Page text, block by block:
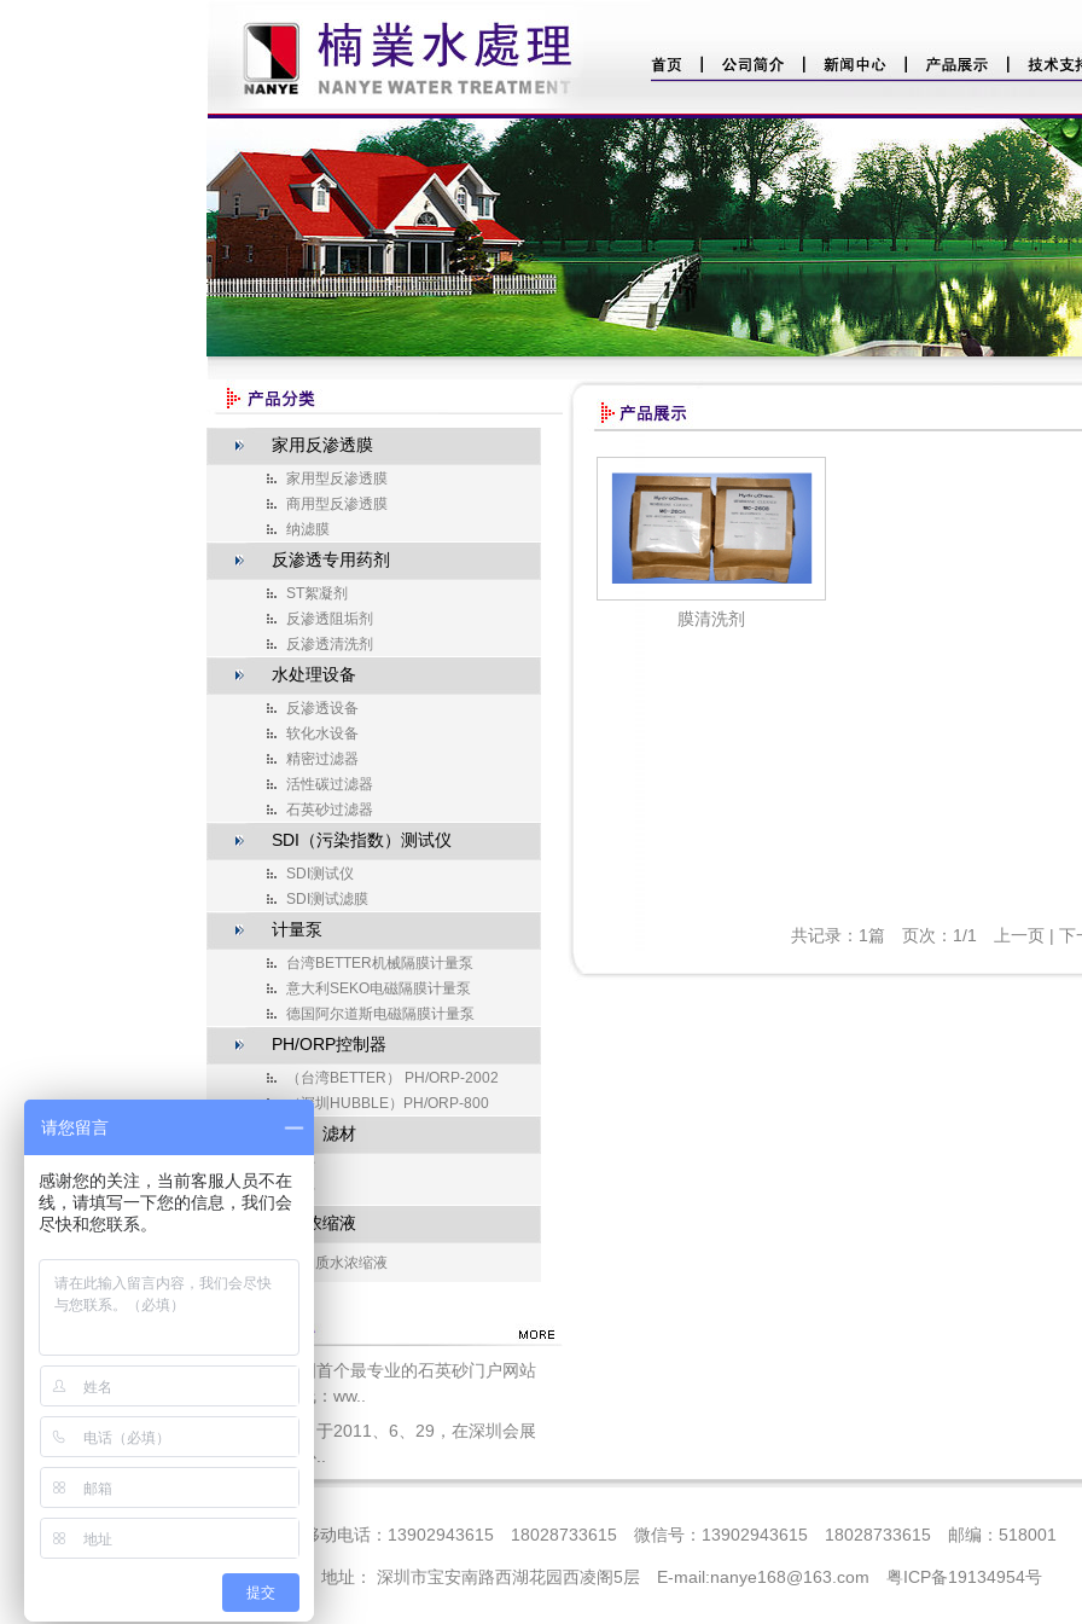
家用反渗透膜
家用型反渗透膜
商用型反渗透膜
纳滤膜
反渗透专用药剂
ST絮凝剂
反渗透阻垢剂
反渗透清洗剂
水处理设备
反渗透设备
软化水设备
精密过滤器
活性碳过滤器
石英砂过滤器
SDI（污染指数）测试仪
SDI测试仪
SDI测试滤膜
计量泵
台湾BETTER机械隔膜计量泵
意大利SEKO电磁隔膜计量泵
德国阿尔道斯电磁隔膜计量泵
PH/ORP控制器
（台湾BETTER） PH/ORP-2002
（深圳HUBBLE）PH/ORP-800
滤芯、滤材
滤芯
滤材
矿化浓缩液
矿物质水浓缩液
中国首个最专业的石英砂门户网站
上线：ww..
我司于2011、6、29，在深圳会展
中心..
膜清洗剂
共记录：1篇 页次：1/1 上一页 | 下
移动电话：13902943615 18028733615 微信号：13902943615 18028733615 邮编：518001
地址： 深圳市宝安南路西湖花园西凌阁5层 E-mail:nanye168@163.com 粤ICP备19134954号
请您留言
感谢您的关注，当前客服人员不在
线，请填写一下您的信息，我们会
尽快和您联系。
提交